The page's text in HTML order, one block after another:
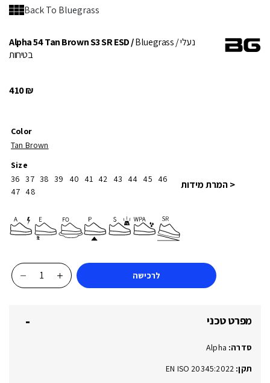
Back To Bluegrass
Alpha 54 Tan Brown S3 SR ESD /Bluegrass/ נעלי
בטיחות
410₪
Color
Tan Brown
Size
36 37 38 39 40 41 42 43 44 45
46
47 48
< המרת מידות
כמות
לרכישה
מפרט טכני
סדרה:
תקן: EN ISO 20345:2022